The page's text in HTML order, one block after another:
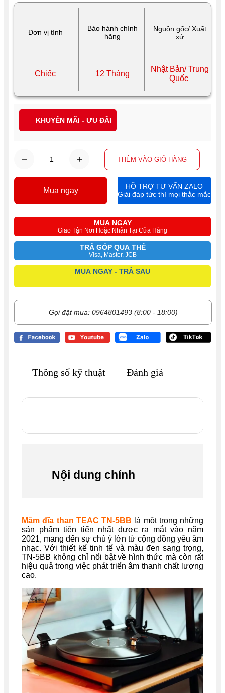
Đơn vị tính
Bảo hành chính
hãng
Nguồn gốc/ Xuất
xứ
Chiếc 12 Tháng
Nhật Bản/ Trung
Quốc
THÊM VÀO GIỎ HÀNG
MUA NGAY
Giao Tận Nơi Hoặc Nhận Tại Cửa Hàng
TRẢ GÓP QUA THẺ
Visa, Master, JCB
MUA NGAY - TRẢ SAU
Gọi đặt mua: 0964801493 (8:00 - 18:00)
Mua ngay
HỖ TRỢ TƯ VẤN ZALO
Giải đáp tức thì mọi thắc mắc
KHUYẾN MÃI - ƯU ĐÃI
Thông số kỹ thuật Đánh giá
Nội dung chính
Mâm đĩa than TEAC TN-5BB là một trong những
sản phẩm tiên tiến nhất được ra mắt vào năm
2021, mang đến sự chú ý lớn từ cộng đồng yêu âm
nhạc. Với thiết kế tinh tế và màu đen sang trọng,
TN-5BB không chỉ nổi bật về hình thức mà còn rất
hiệu quả trong việc phát triển âm thanh chất lượng
cao.